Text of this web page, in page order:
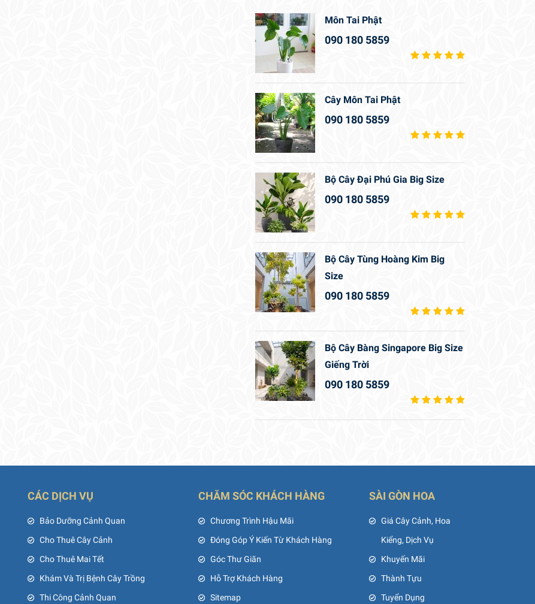
Môn Tai Phật
090 180 5859
Cây Môn Tai Phật
090 180 5859
Bộ Cây Đại Phú Gia Big Size
090 180 5859
Bộ Cây Tùng Hoàng Kim Big
Size
090 180 5859
Bộ Cây Bàng Singapore Big Size
Giếng Trời
090 180 5859
CÁC DỊCH VỤ
Bảo Dưỡng Cảnh Quan
Cho Thuê Cây Cảnh
Cho Thuê Mai Tết
Khám Và Trị Bệnh Cây Trồng
Thi Công Cảnh Quan
CHĂM SÓC KHÁCH HÀNG
Chương Trình Hậu Mãi
Đóng Góp Ý Kiến Từ Khách Hàng
Góc Thư Giãn
Hỗ Trợ Khách Hàng
Sitemap
SÀI GÒN HOA
Giá Cây Cảnh, Hoa
Kiểng, Dịch Vụ
Khuyến Mãi
Thành Tựu
Tuyển Dụng